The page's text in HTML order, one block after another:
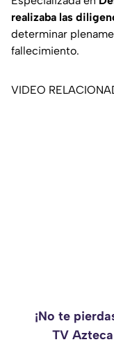
realizaba las
determinar
fallecimiento.
VIDEO
¡No te
TV